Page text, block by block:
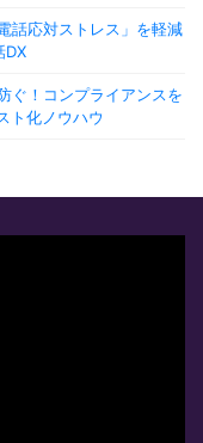
話応対ストレス」を軽減
DX
ぐ！コンプライアンスを
ト化ノウハウ